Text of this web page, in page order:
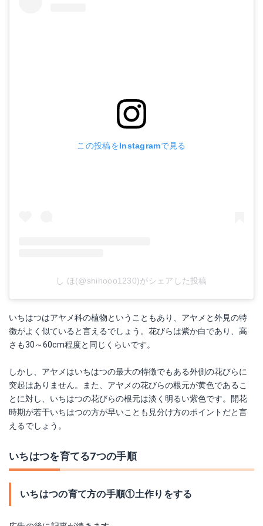
この投稿をInstagramで見る
し ほ(@shihooo1230)がシェアした投稿
いちはつはアヤメ科の植物ということもあり、アヤメと外見の特
徴がよく似ていると言えるでしょう。花びらは紫か白であり、高
さも30～60cm程度と同じくらいです。
しかし、アヤメはいちはつの最大の特徴でもある外側の花びらに
突起はありません。また、アヤメの花びらの根元が黄色であるこ
とに対し、いちはつの花びらの根元は淡く明るい紫色です。開花
時期が若干いちはつの方が早いことも見分け方のポイントだと言
えるでしょう。
いちはつを育てる7つの手順
いちはつの育て方の手順①土作りをする